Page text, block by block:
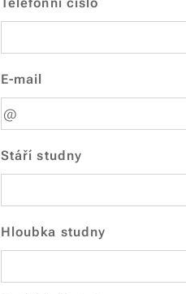
E-mail
Stáří studny
Hloubka studny